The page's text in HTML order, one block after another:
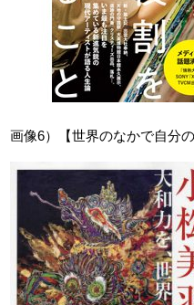
画像6）【世界のなかで自分